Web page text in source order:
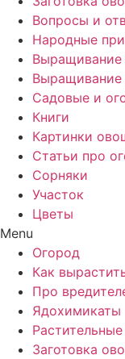
Вопросы и
Народные
Выращивание
Выращивание
Садовые и
Книги
Картинки
Статьи про
Сорняки
Участок
Цветы
Menu
Огород
Как
Про
Ядохимикаты
Заготовка